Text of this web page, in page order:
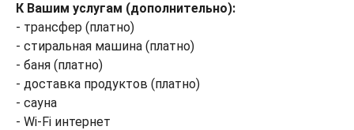
К Вашим услугам (дополнительно):
- трансфер (платно)
- стиральная машина (платно)
- баня (платно)
- доставка продуктов (платно)
- сауна
- Wi-Fi интернет